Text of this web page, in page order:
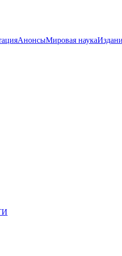
АнонсыМировая наука